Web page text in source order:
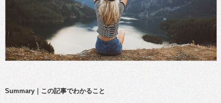
Summary｜この記事でわかること